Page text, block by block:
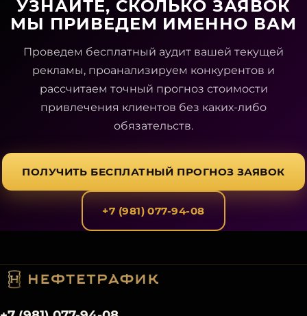
УЗНАЙТЕ, СКОЛЬКО ЗАЯВОК
МЫ ПРИВЕДЕМ ИМЕННО ВАМ
Проведем бесплатный аудит вашей текущей
рекламы, проанализируем конкурентов и
рассчитаем точный прогноз стоимости
привлечения клиентов без каких-либо
обязательств.
ПОЛУЧИТЬ БЕСПЛАТНЫЙ ПРОГНОЗ ЗАЯВОК
+7 (981) 077-94-08